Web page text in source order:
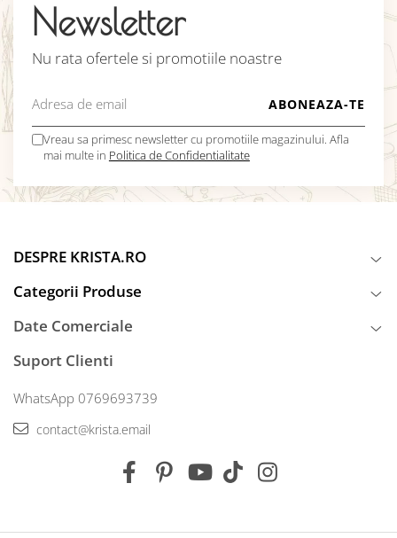
Newsletter
Nu rata ofertele si promotiile noastre
Vreau sa primesc newsletter cu promotiile magazinului. Afla
mai multe in Politica de Confidentialitate
DESPRE KRISTA.RO
Categorii Produse
Date Comerciale
Suport Clienti
WhatsApp 0769693739
contact@krista.email